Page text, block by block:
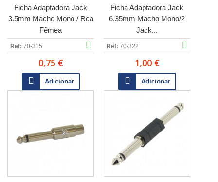
Ficha Adaptadora Jack
3.5mm Macho Mono / Rca
Fêmea
Ref: 70-315
0,75 €
Adicionar
Ficha Adaptadora Jack
6.35mm Macho Mono/2
Jack...
Ref: 70-322
1,00 €
Adicionar